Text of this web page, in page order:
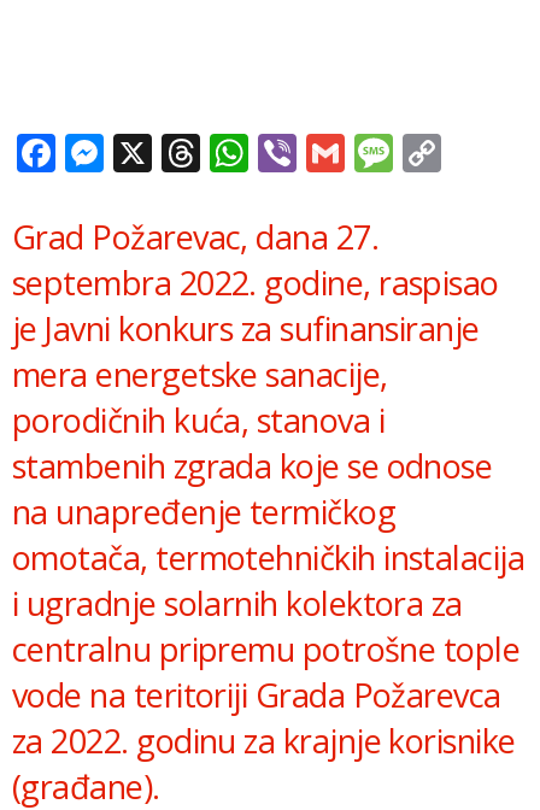
Facebook
Messenger
X Threads
WhatsApp
ViberGmail
Grad Požarevac, dana 27.
septembra 2022. godine, raspisao
je Javni konkurs za sufinansiranje
mera energetske sanacije,
porodičnih kuća, stanova i
stambenih zgrada koje se odnose
na unapređenje termičkog
omotača, termotehničkih instalacija
i ugradnje solarnih kolektora za
centralnu pripremu potrošne tople
vode na teritoriji Grada Požarevca
za 2022. godinu za krajnje korisnike
(građane).